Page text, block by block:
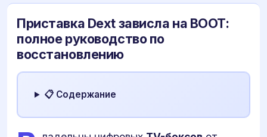
Приставка Dext зависла на BOOT:
полное руководство по
восстановлению
📋 Содержание